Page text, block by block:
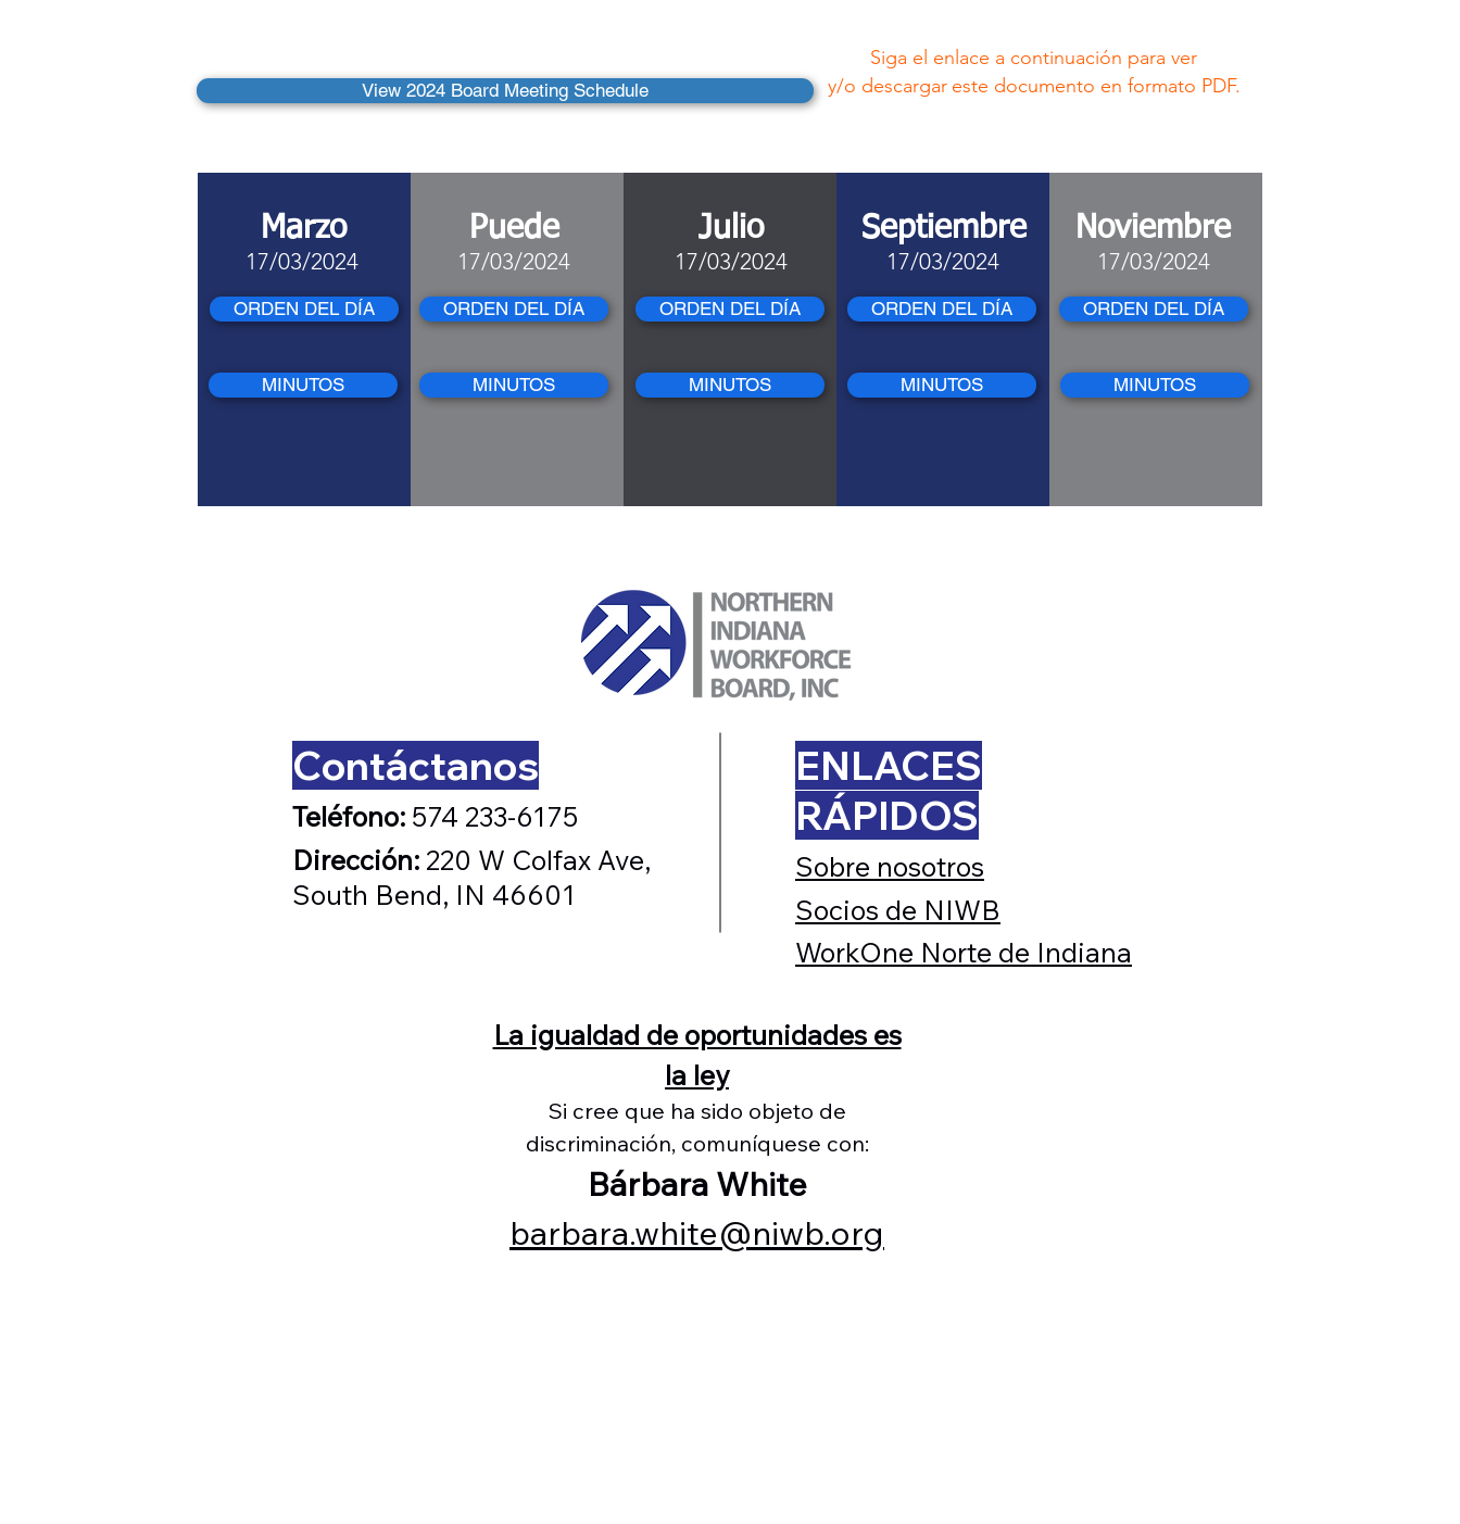
View 2024 Board Meeting Schedule
Siga el enlace a continuación para ver
y/o descargar este documento en formato PDF.
Marzo
17/03/2024
ORDEN DEL DÍA
MINUTOS
Puede
17/03/2024
ORDEN DEL DÍA
MINUTOS
Julio
17/03/2024
ORDEN DEL DÍA
MINUTOS
Septiembre
17/03/2024
ORDEN DEL DÍA
MINUTOS
Noviembre
17/03/2024
ORDEN DEL DÍA
MINUTOS
Contáctanos
Teléfono: 574 233-6175
Dirección: 220 W Colfax Ave,
South Bend, IN 46601
ENLACES
RÁPIDOS
Sobre nosotros
Socios de NIWB
WorkOne Norte de Indiana
La igualdad de oportunidades es
la ley
Si cree que ha sido objeto de
discriminación, comuníquese con:
Bárbara White
barbara.white@niwb.org